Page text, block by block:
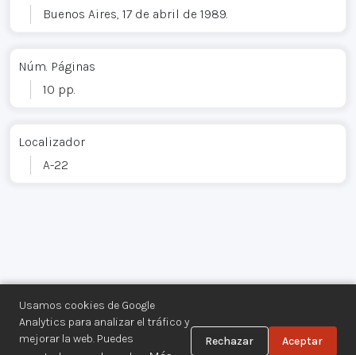
Usamos cookies de Google
Analytics para analizar el tráfico y
mejorar la web. Puedes
Rechazar Aceptar
Buenos Aires, 17 de abril de 1989.
Núm. Páginas
10 pp.
Localizador
A-22
Centro de Documentación de los